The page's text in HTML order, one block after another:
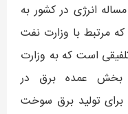
انرژی در کشور به
با وزارت نفت
است که به وزارت
بخش عمده برق در
برای تولید برق سوخت